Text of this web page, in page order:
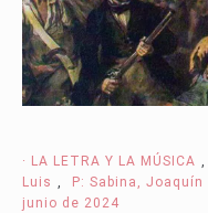
· LA LETRA Y LA MÚSICA ,
Luis , P: Sabina, Joaquín
junio de 2024